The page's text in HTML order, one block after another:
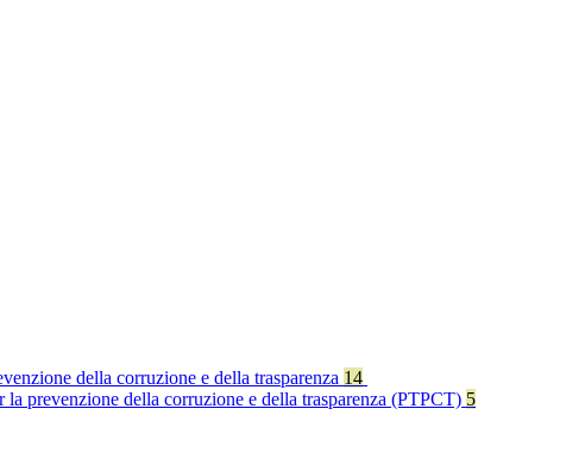
della corruzione e della trasparenza 14
la prevenzione della corruzione e della trasparenza (PTPCT) 5